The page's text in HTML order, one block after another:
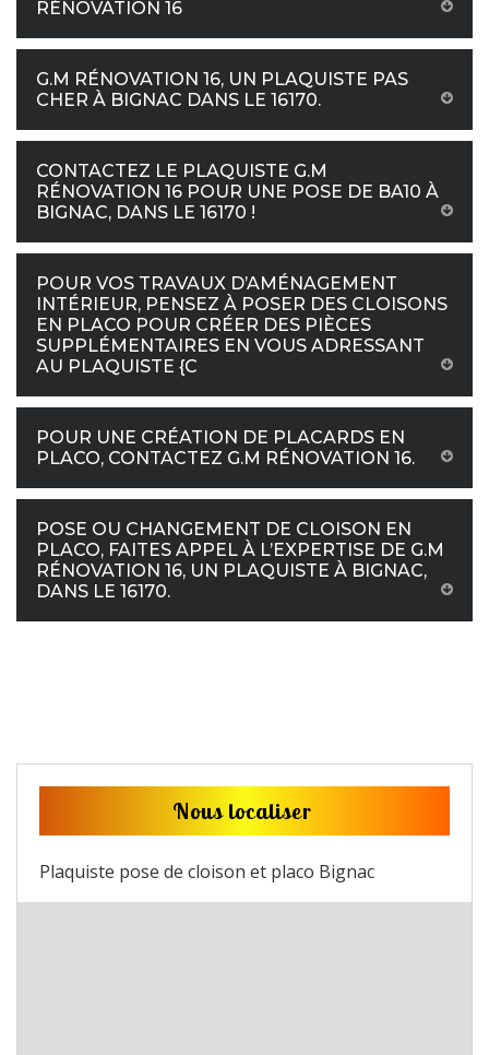
RÉNOVATION 16
G.M RÉNOVATION 16, UN PLAQUISTE PAS
CHER À BIGNAC DANS LE 16170.
CONTACTEZ LE PLAQUISTE G.M
RÉNOVATION 16 POUR UNE POSE DE BA10 À
BIGNAC, DANS LE 16170 !
POUR VOS TRAVAUX D’AMÉNAGEMENT
INTÉRIEUR, PENSEZ À POSER DES CLOISONS
EN PLACO POUR CRÉER DES PIÈCES
SUPPLÉMENTAIRES EN VOUS ADRESSANT
AU PLAQUISTE {C
POUR UNE CRÉATION DE PLACARDS EN
PLACO, CONTACTEZ G.M RÉNOVATION 16.
POSE OU CHANGEMENT DE CLOISON EN
PLACO, FAITES APPEL À L’EXPERTISE DE G.M
RÉNOVATION 16, UN PLAQUISTE À BIGNAC,
DANS LE 16170.
Nous localiser
Plaquiste pose de cloison et placo Bignac